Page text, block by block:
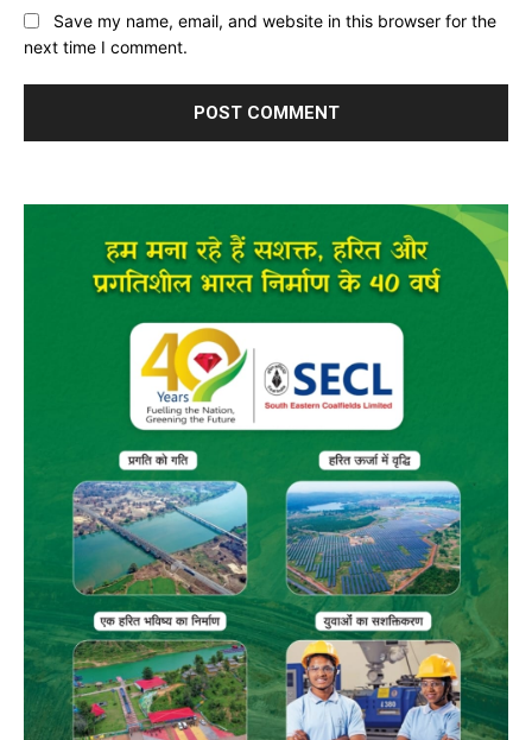
Save my name, email, and website in this browser for the
next time I comment.